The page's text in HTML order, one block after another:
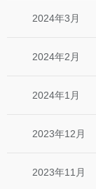
2024年3月
2024年2月
2024年1月
2023年12月
2023年11月